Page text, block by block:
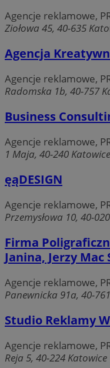
Agencje reklamowe,
Ziołowa 45, 40-635
Agencja
Agencje reklamowe,
Radomska 1b, 40-757
Business
Agencje reklamowe,
1 Maja, 40-240 Katowice
ęąDESIGN
Agencje reklamowe,
Przemysłowa 10, 40-
Firma
Janina, Jerzy Mac
Agencje reklamowe,
Panewnicka 91a, 40-
Studio Reklamy
Agencje reklamowe,
Reja 5, 40-224 Katowice